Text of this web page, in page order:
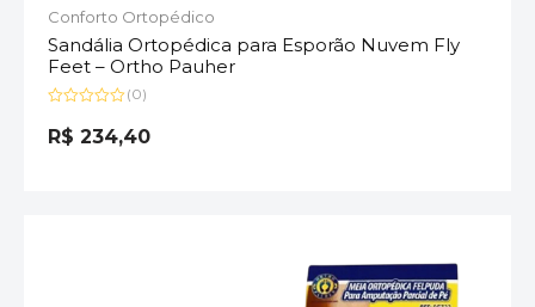
Conforto Ortopédico
Sandália Ortopédica para Esporão Nuvem Fly
Feet – Ortho Pauher
0
de
(0)
R$ 234,40